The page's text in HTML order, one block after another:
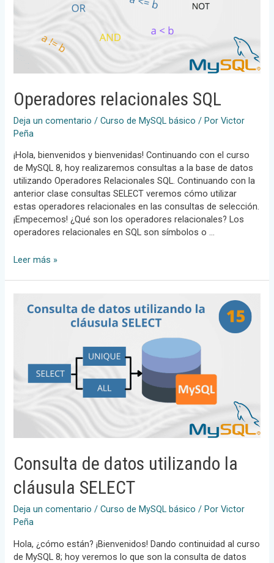
Operadores relacionales SQL
Deja un comentario /Curso de MySQL básico / PorVictor
Peña
¡Hola, bienvenidos y bienvenidas! Continuando con el curso
de MySQL 8, hoy realizaremos consultas a la base de datos
utilizando Operadores Relacionales SQL. Continuando con la
anterior clase consultas SELECT veremos cómo utilizar
estas operadores relacionales en las consultas de selección.
¡Empecemos! ¿Qué son los operadores relacionales? Los
operadores relacionales en SQL son símbolos o …
Operadores
Leer más »
Consulta de datos utilizando la
cláusula SELECT
Deja un comentario /Curso de MySQL básico / PorVictor
Peña
Hola, ¿cómo están? ¡Bienvenidos! Dando continuidad al curso
de MySQL 8; hoy veremos lo que son la consulta de datos